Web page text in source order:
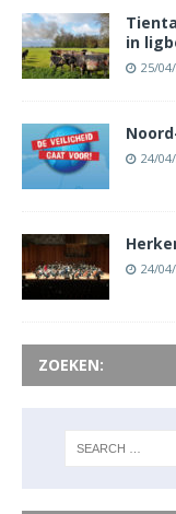
in
25/
24/
24/
ZOEKEN: